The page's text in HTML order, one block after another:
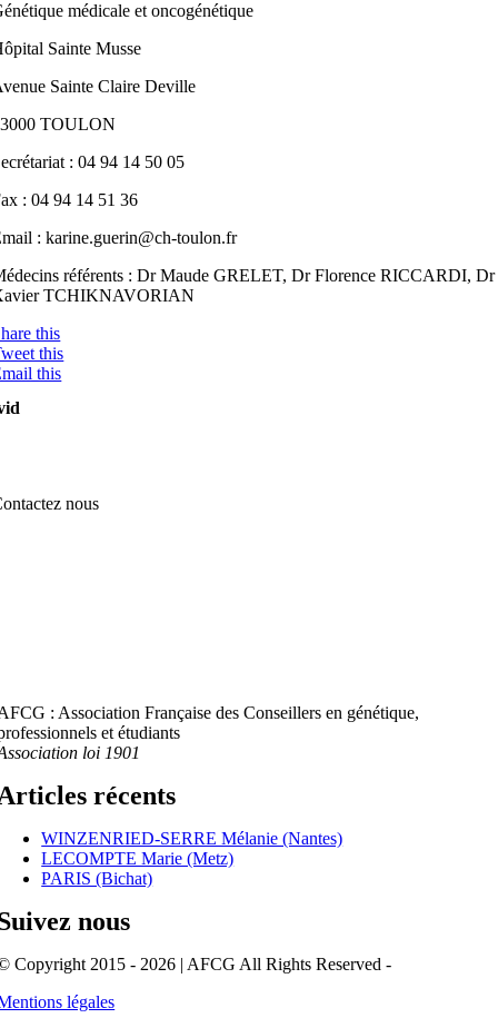
médicale et oncogénétique
Sainte Musse
Sainte Claire Deville
TOULON
: 04 94 14 50 05
: 04 94 14 51 36
: karine.guerin@ch-toulon.fr
référents : Dr Maude GRELET, Dr Florence RICCARDI, Dr
TCHIKNAVORIAN
this
this
this
nous
: Association Française des Conseillers en génétique,
et étudiants
loi 1901
récents
WINZENRIED-SERRE Mélanie (Nantes)
LECOMPTE Marie (Metz)
PARIS (Bichat)
nous
Copyright 2015 - 2026 | AFCG All Rights Reserved -
légales